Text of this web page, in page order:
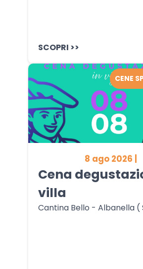
SCOPRI >>
8 ago 2026 |
Cena
villa
Cantina Bello - Albanella (
CENE